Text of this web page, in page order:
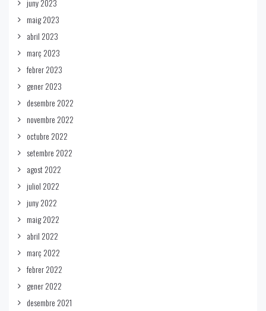
juny 2023
maig 2023
abril 2023
març 2023
febrer 2023
gener 2023
desembre 2022
novembre 2022
octubre 2022
setembre 2022
agost 2022
juliol 2022
juny 2022
maig 2022
abril 2022
març 2022
febrer 2022
gener 2022
desembre 2021